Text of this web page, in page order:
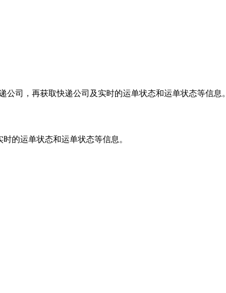
司，再获取快递公司及实时的运单状态和运单状态等信息。
的运单状态和运单状态等信息。